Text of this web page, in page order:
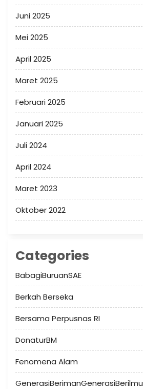
Juni 2025
Mei 2025
April 2025
Maret 2025
Februari 2025
Januari 2025
Juli 2024
April 2024
Maret 2023
Oktober 2022
Categories
BabagiBuruanSAE
Berkah Berseka
Bersama Perpusnas RI
DonaturBM
Fenomena Alam
GenerasiBerimanGenerasiBerilmu